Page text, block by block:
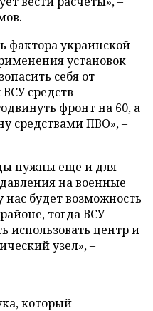
фактора украинской
установок
себя от
средств
фронт на 60, а
средствами ПВО», –
нужны еще и для
на военные
нас будет возможность
тогда ВСУ
использовать центр и
узел», –
который